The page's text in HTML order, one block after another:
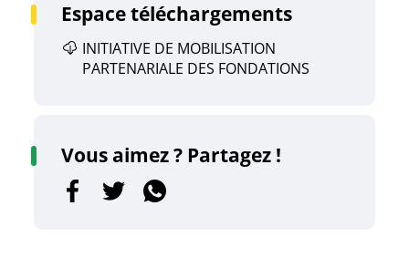
Espace téléchargements
INITIATIVE DE MOBILISATION
PARTENARIALE DES FONDATIONS
Vous aimez ? Partagez !